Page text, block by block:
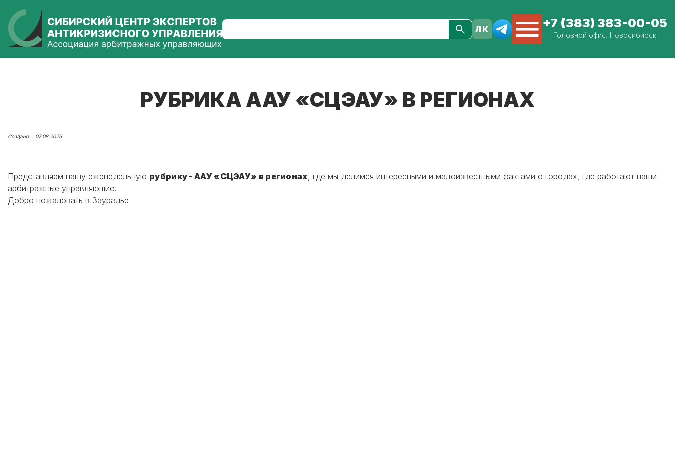
+7 (383) 383-00-05
Головной офис. Новосибирск
РУБРИКА ААУ «СЦЭАУ» В РЕГИОНАХ
07.08.2025
Представляем нашу еженедельную рубрику - ААУ «СЦЭАУ» в регионах, где мы делимся интересными и малоизвестными фактами о городах, где работают наши
арбитражные управляющие.
Добро пожаловать в Зауралье